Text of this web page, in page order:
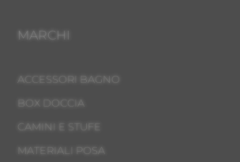
MARCHI
ACCESSORI BAGNO
BOX DOCCIA
CAMINI E STUFE
MATERIALI POSA